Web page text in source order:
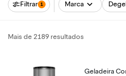
Filtrar 1 Marca
Mais de 2189 resultados
Geladeira